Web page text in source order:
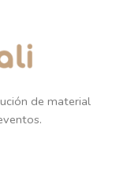
de material